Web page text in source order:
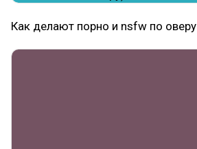
Как делают порно и nsfw по оверу